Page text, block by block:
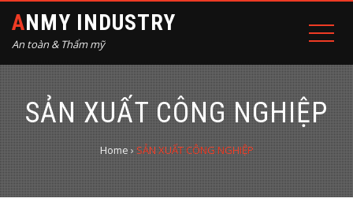
ANMY INDUSTRY
An toàn & Thẩm mỹ
SẢN XUẤT CÔNG NGHIỆP
Home›SẢN XUẤT CÔNG NGHIỆP